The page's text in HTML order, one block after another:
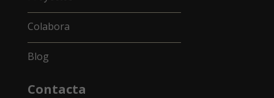
Colabora
Blog
Contacta